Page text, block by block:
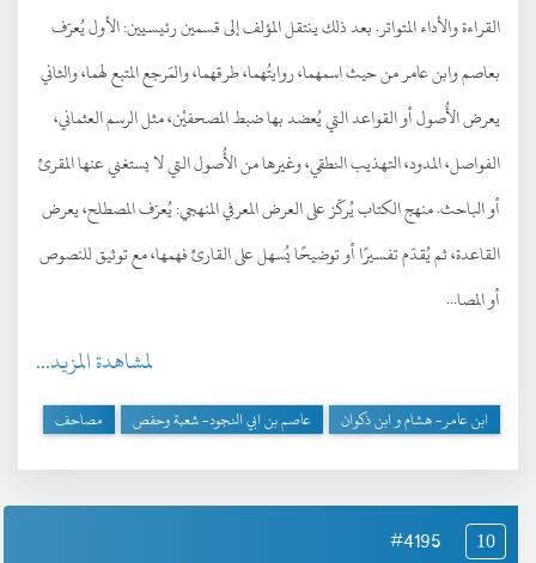
القراءة والأداء المتواتر. بعد ذلك ينتقل المؤلف إلى قسمين رئيسيين: الأول يُعرّف
بعاصم وابن عامر من حيث اسمهما، روايتُهما، طرقهما، والمَرجع المتبع لهما، والثاني
يعرض الأُصول أو القواعد التي يُعضد بها ضبط المصحفيْن، مثل الرسم العثماني،
الفواصل، المدود، التهذيب النطقي، وغيرها من الأُصول التي لا يستغني عنها المقرئ
أو الباحث. منهج الكتاب يُركّز على العرض المعرفي المنهجي: يُعرّف المصطلح، يعرض
القاعدة، ثم يُقدّم تفسيرًا أو توضيحًا يُسهل على القارئ فهمها، مع توثيق للنصوص
أو المصا...
لمشاهدة المزيد...
ابن عامر- هشام و ابن ذكوان عاصم بن ابي النجود- شعبة وحفص مصاحف
10
#4195